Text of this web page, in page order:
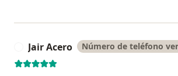
Jair Acero Número de teléfono